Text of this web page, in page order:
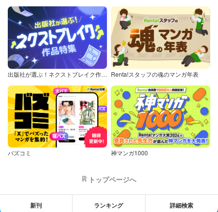
出版社が選ぶ！ネクストブレイク作品特集 Renta!スタッフの魂のマンガ年表
バズコミ 神マンガ1000
トップページへ
新刊 ランキング 詳細検索